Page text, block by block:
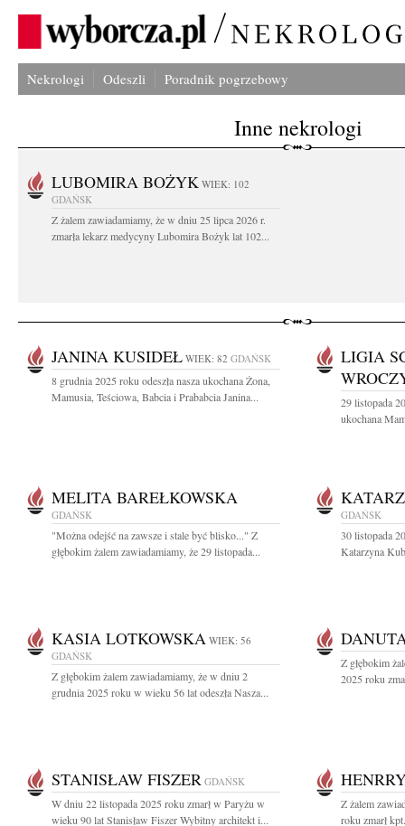
Nekrologi Odeszli Poradnik pogrzebowy
Inne nekrologi
LUBOMIRA BOŻYK WIEK: 102
GDAŃSK
Z żalem zawiadamiamy, że w dniu 25 lipca 2026 r.
zmarła lekarz medycyny Lubomira Bożyk lat 102...
JANINA KUSIDEŁ WIEK: 82 GDAŃSK
8 grudnia 2025 roku odeszła nasza ukochana Żona,
Mamusia, Teściowa, Babcia i Prababcia Janina...
LIGIA
29 listopada
ukochana
MELITA BAREŁKOWSKA
GDAŃSK
"Można odejść na zawsze i stale być blisko..." Z
głębokim żalem zawiadamiamy, że 29 listopada...
GDAŃSK
30 listopada
Katarzyna
KASIA LOTKOWSKA WIEK: 56
GDAŃSK
Z głębokim żalem zawiadamiamy, że w dniu 2
grudnia 2025 roku w wieku 56 lat odeszła Nasza...
Z głębokim
2025 roku
STANISŁAW FISZER GDAŃSK
W dniu 22 listopada 2025 roku zmarł w Paryżu w
wieku 90 lat Stanisław Fiszer Wybitny architekt i...
Z żalem
roku zmarł